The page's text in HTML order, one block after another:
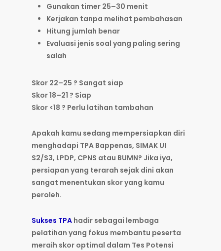
Gunakan timer 25–30 menit
Kerjakan tanpa melihat pembahasan
Hitung jumlah benar
Evaluasi jenis soal yang paling sering
salah
Skor 22–25 ? Sangat siap
Skor 18–21 ? Siap
Skor <18 ? Perlu latihan tambahan
Apakah kamu sedang mempersiapkan diri
menghadapi TPA Bappenas, SIMAK UI
S2/S3, LPDP, CPNS atau BUMN? Jika iya,
persiapan yang terarah sejak dini akan
sangat menentukan skor yang kamu
peroleh.
Sukses TPA hadir sebagai lembaga
pelatihan yang fokus membantu peserta
meraih skor optimal dalam Tes Potensi